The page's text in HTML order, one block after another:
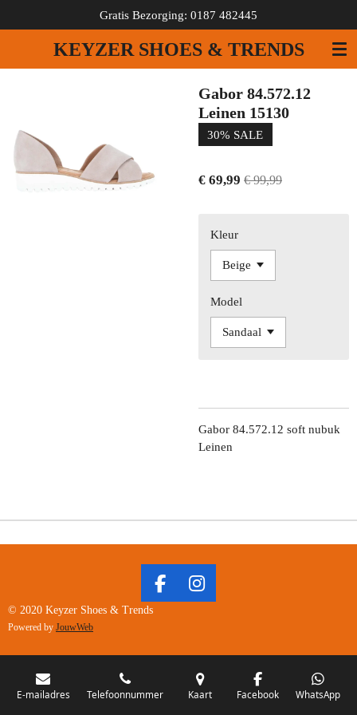
direct
de
KEYZER SHOES & TRENDS
Gratis Bezorging: 0187 482445
Gabor 84.572.12
Leinen 15130
30% SALE
€ 69,99 € 99,99
Kleur
Model
Gabor 84.572.12 soft nubuk
Leinen
F
B
O
I
A
G
R
© 2020 Keyzer Shoes & Trends
Powered by JouwWeb
E-mailadres Telefoonnummer Kaart Facebook WhatsApp